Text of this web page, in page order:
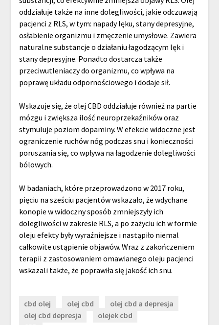
oddziałuje także na inne dolegliwości, jakie odczuwają
pacjenci z RLS, w tym: napady lęku, stany depresyjne,
osłabienie organizmu i zmęczenie umysłowe. Zawiera
naturalne substancje o działaniu łagodzącym lęk i
stany depresyjne. Ponadto dostarcza także
przeciwutleniaczy do organizmu, co wpływa na
poprawę układu odpornościowego i dodaje sił.
Wskazuje się, że olej CBD oddziałuje również na partie
mózgu i zwiększa ilość neuroprzekaźników oraz
stymuluje poziom dopaminy. W efekcie widoczne jest
ograniczenie ruchów nóg podczas snu i konieczności
poruszania się, co wpływa na łagodzenie dolegliwości
bólowych.
W badaniach, które przeprowadzono w 2017 roku,
pięciu na sześciu pacjentów wskazało, że wdychane
konopie w widoczny sposób zmniejszyły ich
dolegliwości w zakresie RLS, a po zażyciu ich w formie
oleju efekty były wyraźniejsze i nastąpiło niemal
całkowite ustąpienie objawów. Wraz z zakończeniem
terapii z zastosowaniem omawianego oleju pacjenci
wskazali także, że poprawiła się jakość ich snu.
cbd olej olej cbd
olej cbd a depresja
olej cbd depresja
olejek cbd